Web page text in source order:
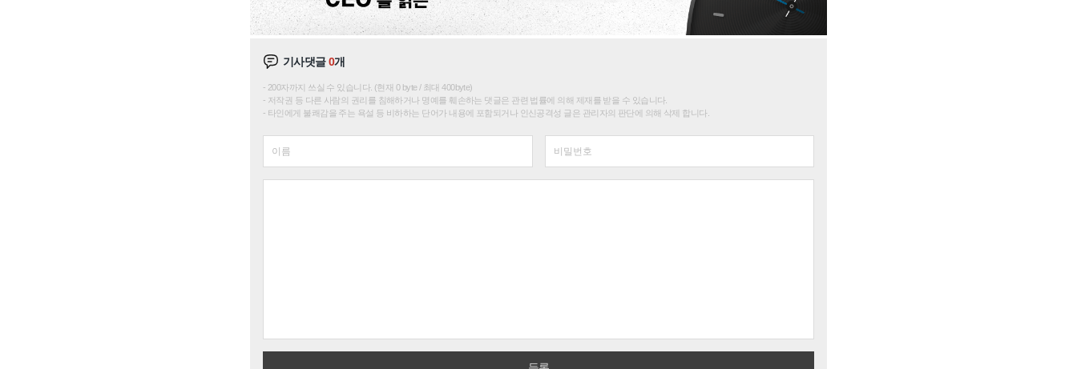
기사댓글0개
200자까지 쓰실 수 있습니다. (현재 0 byte / 최대 400byte)
저작권 등 다른 사람의 권리를 침해하거나 명예를 훼손하는 댓글은 관련 법률에 의해 제재를 받을 수 있습니다.
타인에게 불쾌감을 주는 욕설 등 비하하는 단어가 내용에 포함되거나 인신공격성 글은 관리자의 판단에 의해 삭제 합니다.